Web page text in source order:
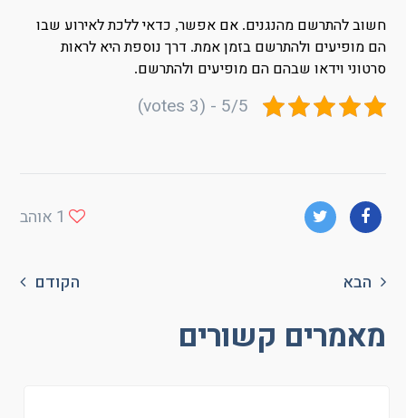
חשוב להתרשם מהנגנים.אם אפשר,כדאי ללכת לאירוע שבו
הם מופיעים ולהתרשם בזמן אמת.דרך נוספת היא לראות
סרטוני וידאו שבהם הם מופיעים ולהתרשם.
5/5 - (3 votes)
1 אוהב
הקודם הבא
מאמרים קשורים